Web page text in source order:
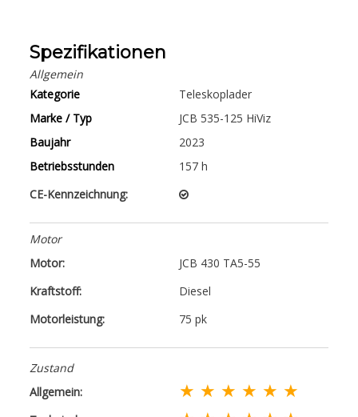
Spezifikationen
Allgemein
Kategorie
Teleskoplader
Marke / Typ
JCB 535-125 HiViz
Baujahr
2023
Betriebsstunden
157 h
CE-Kennzeichnung:
Motor
Motor:
JCB 430 TA5-55
Kraftstoff:
Diesel
Motorleistung:
75 pk
Zustand
Allgemein:
★ ★ ★ ★ ★ ★